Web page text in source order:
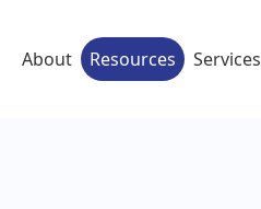
About Resources Services